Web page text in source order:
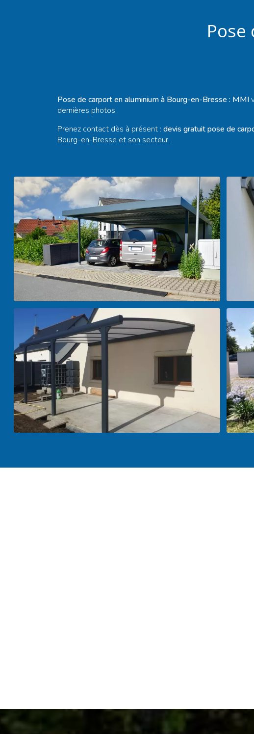
Pose de carport en aluminium à Bourg-en-Bresse : MMI
dernières photos.
Prenez contact dès à présent : devis gratuitpose de
Bourg-en-Bresse et son secteur.